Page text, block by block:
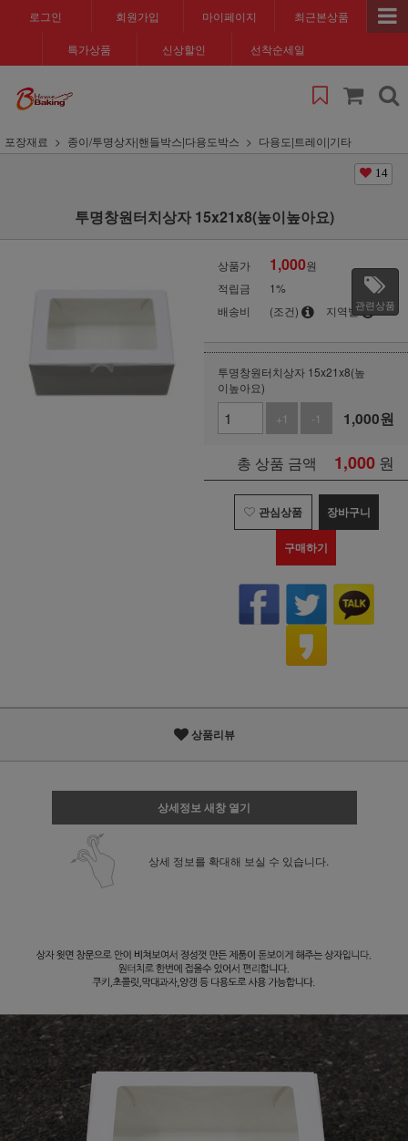
로그인 회원가입 마이페이지 최근본상품
특가상품 신상할인 선착순세일
포장재료 종이/투명상자|핸들박스|다용도박스 다용도|트레이|기타
14
투명창원터치상자 15x21x8(높이높아요)
상품가 1,000원
적립금
1%
배송비
(조건) 지역별관련상품
투명창원터치상자 15x21x8(높
이높아요)
+1
-1 1,000원
총 상품 금액 1,000 원
관심상품 장바구니
구매하기
상품리뷰
상세정보 새창 열기
상세 정보를 확대해 보실 수 있습니다.